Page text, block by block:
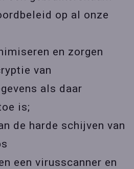
op al onze
en zorgen
van
als daar
is;
de harde schijven van
een virusscanner en